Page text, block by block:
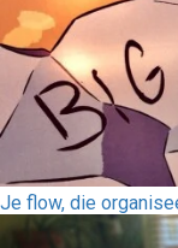
Je flow, die